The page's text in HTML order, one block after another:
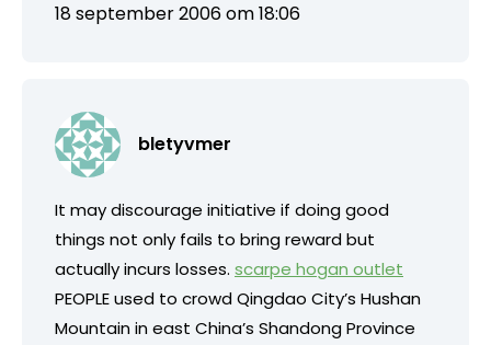
18 september 2006 om 18:06
bletyvmer
It may discourage initiative if doing good
things not only fails to bring reward but
actually incurs losses. scarpe hogan outlet
PEOPLE used to crowd Qingdao City’s Hushan
Mountain in east China’s Shandong Province